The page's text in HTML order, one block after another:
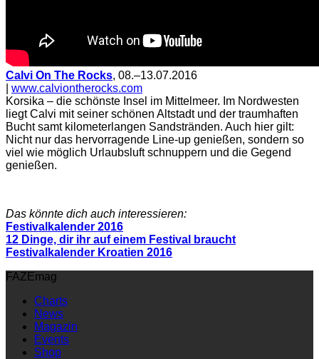
Calvi On The Rocks, 08.–13.07.2016
www.calviontherocks.com
Korsika – die schönste Insel im Mittelmeer. Im Nordwesten
liegt Calvi mit seiner schönen Altstadt und der traumhaften
Bucht samt kilometerlangen Sandstränden. Auch hier gilt:
Nicht nur das hervorragende Line-up genießen, sondern so
viel wie möglich Urlaubsluft schnuppern und die Gegend
genießen.
Das könnte dich auch interessieren:
Festivalkalender 2016
12 Dinge, dir ihr auf einem Festival braucht
Festivalkalender Kroatien 2016
FAZEmag
Charts
News
Magazin
Events
Shop